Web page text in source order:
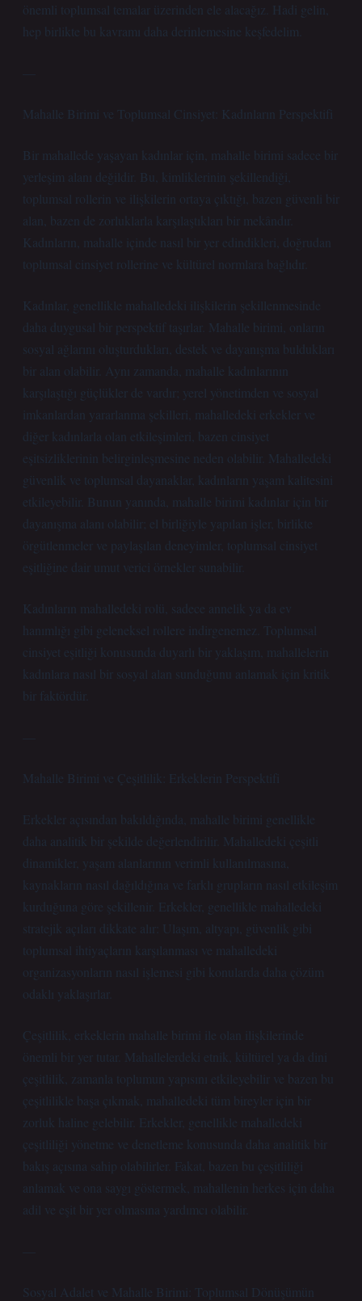
önemli toplumsal temalar üzerinden ele alacağız. Hadi gelin,
hep birlikte bu kavramı daha derinlemesine keşfedelim.
Mahalle Birimi ve Toplumsal Cinsiyet: Kadınların Perspektifi
Bir mahallede yaşayan kadınlar için, mahalle birimi sadece bir
yerleşim alanı değildir. Bu, kimliklerinin şekillendiği,
toplumsal rollerin ve ilişkilerin ortaya çıktığı, bazen güvenli bir
alan, bazen de zorluklarla karşılaştıkları bir mekândır.
Kadınların, mahalle içinde nasıl bir yer edindikleri, doğrudan
toplumsal cinsiyet rollerine ve kültürel normlara bağlıdır.
Kadınlar, genellikle mahalledeki ilişkilerin şekillenmesinde
daha duygusal bir perspektif taşırlar. Mahalle birimi, onların
sosyal ağlarını oluşturdukları, destek ve dayanışma buldukları
bir alan olabilir. Aynı zamanda, mahalle kadınlarının
karşılaştığı güçlükler de vardır; yerel yönetimden ve sosyal
imkanlardan yararlanma şekilleri, mahalledeki erkekler ve
diğer kadınlarla olan etkileşimleri, bazen cinsiyet
eşitsizliklerinin belirginleşmesine neden olabilir. Mahalledeki
güvenlik ve toplumsal dayanaklar, kadınların yaşam kalitesini
etkileyebilir. Bunun yanında, mahalle birimi kadınlar için bir
dayanışma alanı olabilir; el birliğiyle yapılan işler, birlikte
örgütlenmeler ve paylaşılan deneyimler, toplumsal cinsiyet
eşitliğine dair umut verici örnekler sunabilir.
Kadınların mahalledeki rolü, sadece annelik ya da ev
hanımlığı gibi geleneksel rollere indirgenemez. Toplumsal
cinsiyet eşitliği konusunda duyarlı bir yaklaşım, mahallelerin
kadınlara nasıl bir sosyal alan sunduğunu anlamak için kritik
bir faktördür.
Mahalle Birimi ve Çeşitlilik: Erkeklerin Perspektifi
Erkekler açısından bakıldığında, mahalle birimi genellikle
daha analitik bir şekilde değerlendirilir. Mahalledeki çeşitli
dinamikler, yaşam alanlarının verimli kullanılmasına,
kaynakların nasıl dağıldığına ve farklı grupların nasıl etkileşim
kurduğuna göre şekillenir. Erkekler, genellikle mahalledeki
stratejik açıları dikkate alır: Ulaşım, altyapı, güvenlik gibi
toplumsal ihtiyaçların karşılanması ve mahalledeki
organizasyonların nasıl işlemesi gibi konularda daha çözüm
odaklı yaklaşırlar.
Çeşitlilik, erkeklerin mahalle birimi ile olan ilişkilerinde
önemli bir yer tutar. Mahallelerdeki etnik, kültürel ya da dini
çeşitlilik, zamanla toplumun yapısını etkileyebilir ve bazen bu
çeşitlilikle başa çıkmak, mahalledeki tüm bireyler için bir
zorluk haline gelebilir. Erkekler, genellikle mahalledeki
çeşitliliği yönetme ve denetleme konusunda daha analitik bir
bakış açısına sahip olabilirler. Fakat, bazen bu çeşitliliği
anlamak ve ona saygı göstermek, mahallenin herkes için daha
adil ve eşit bir yer olmasına yardımcı olabilir.
Sosyal Adalet ve Mahalle Birimi: Toplumsal Dönüşümün